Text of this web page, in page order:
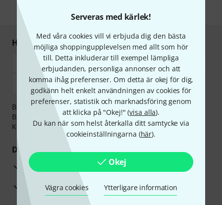
Serveras med kärlek!
Med våra cookies vill vi erbjuda dig den bästa
möjliga shoppingupplevelsen med allt som hör
till. Detta inkluderar till exempel lämpliga
erbjudanden, personliga annonser och att
komma ihåg preferenser. Om detta är okej för dig,
godkänn helt enkelt användningen av cookies för
preferenser, statistik och marknadsföring genom
att klicka på "Okej!" (visa alla).
Du kan när som helst återkalla ditt samtycke via
cookieinställningarna (här).
Okej
Vägra cookies Ytterligare information
Handla och betala säkert
Betalningen kan göras tryggt och säkert med
Banköverföring, PayPal, Klarna Direktbetalning
Kreditkort.
Dina fördelar
3-år Thomann-garanti
30 dagars öppet köp